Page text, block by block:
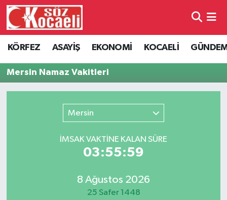
KÖRFEZ ASAYİŞ EKONOMİ KOCAELİ
Mersin Namaz Vakitleri
Mersin
İMSAK VAKTİNE KALAN SÜRE
03:55:59
8 Ağustos 2026
25 Safer 1448
Kocaeli Hava Durumu
Kocaeli Namaz Vakitleri
Kocaeli Trafik Yoğunluk Haritası
Süper Lig Puan Durumu ve Fikstür
Son Dakika Haberleri